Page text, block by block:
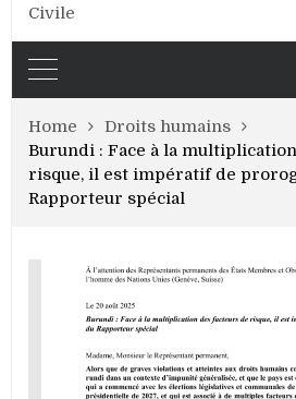
Civile
Home
Droits humains
Burundi : Face à la
risque, il est impératif de
Rapporteur spécial